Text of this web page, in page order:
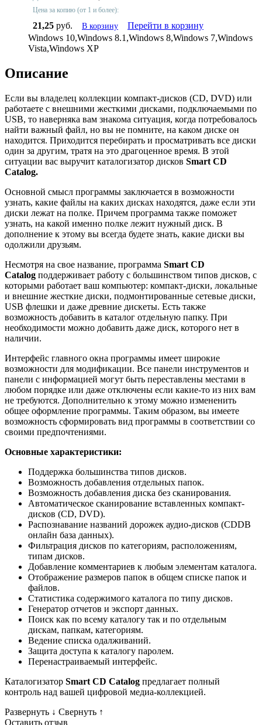
Цена за копию (от 1 и более):
21,25 руб. В корзину
Перейти в корзину
Windows 10,Windows 8.1,Windows 8,Windows 7,Windows
Vista,Windows XP
Описание
Если вы владелец коллекции компакт-дисков (CD, DVD) или
работаете с внешними жесткими дисками, подключаемыми по
USB, то наверняка вам знакома ситуация, когда потребовалось
найти важный файл, но вы не помните, на каком диске он
находится. Приходится перебирать и просматривать все диски
один за другим, тратя на это драгоценное время. В этой
ситуации вас выручит каталогизатор дисков Smart CD
Catalog.
Основной смысл программы заключается в возможности
узнать, какие файлы на каких дисках находятся, даже если эти
диски лежат на полке. Причем программа также поможет
узнать, на какой именно полке лежит нужный диск. В
дополнение к этому вы всегда будете знать, какие диски вы
одолжили друзьям.
Несмотря на свое название, программа Smart CD
Catalog поддерживает работу с большинством типов дисков, с
которыми работает ваш компьютер: компакт-диски, локальные
и внешние жесткие диски, подмонтированные сетевые диски,
USB флешки и даже древние дискеты. Есть также
возможность добавить в каталог отдельную папку. При
необходимости можно добавить даже диск, которого нет в
наличии.
Интерфейс главного окна программы имеет широкие
возможности для модификации. Все панели инструментов и
панели с информацией могут быть переставлены местами в
любом порядке или даже отключены если какие-то из них вам
не требуются. Дополнительно к этому можно измененить
общее оформление программы. Таким образом, вы имеете
возможность сформировать вид программы в соответствии со
своими предпочтениями.
Основные характеристики:
Поддержка большинства типов дисков.
Возможность добавления отдельных папок.
Возможность добавления диска без сканирования.
Автоматическое сканирование вставленных компакт-
дисков (CD, DVD).
Распознавание названий дорожек аудио-дисков (CDDB
онлайн база данных).
Фильтрация дисков по категориям, расположениям,
типам дисков.
Добавление комментариев к любым элементам каталога.
Отображение размеров папок в общем списке папок и
файлов.
Статистика содержимого каталога по типу дисков.
Генератор отчетов и экспорт данных.
Поиск как по всему каталогу так и по отдельным
дискам, папкам, категориям.
Ведение списка одалживаний.
Защита доступа к каталогу паролем.
Перенастраиваемый интерфейс.
Каталогизатор Smart CD Catalog предлагает полный
контроль над вашей цифровой медиа-коллекцией.
Развернуть ↓ Свернуть ↑
Оставить отзыв